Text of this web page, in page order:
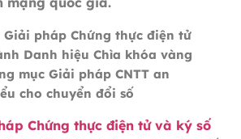
Giải pháp Chứng thực điện tử
Danh hiệu Chìa khóa vàng
mục Giải pháp CNTT an
cho chuyển đổi số
Chứng thực điện tử và ký số